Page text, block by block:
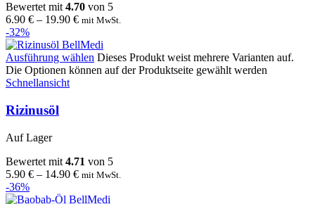
Bewertet mit 4.70 von 5
6.90 € – 19.90 € mit MwSt.
-32%
Ausführung wählen Dieses Produkt weist mehrere Varianten auf.
Die Optionen können auf der Produktseite gewählt werden
Schnellansicht
Rizinusöl
Auf Lager
Bewertet mit 4.71 von 5
5.90 € – 14.90 € mit MwSt.
-36%